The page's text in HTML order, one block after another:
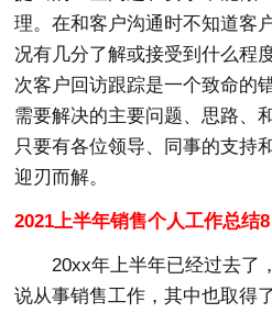
理。在和客户沟通时不知道客
况有几分了解或接受到什么程
次客户回访跟踪是一个致命的
需要解决的主要问题、思路、
只要有各位领导、同事的支持
迎刃而解。
2021上半年销售个人工作总结8
20xx年上半年已经过去了
说从事销售工作，其中也取得